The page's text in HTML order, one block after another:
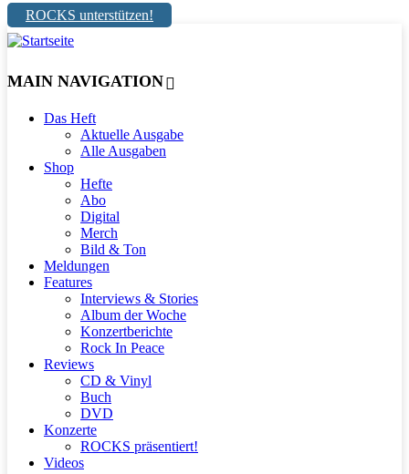
ROCKS unterstützen!
MAIN NAVIGATION
Das Heft
Aktuelle Ausgabe
Alle Ausgaben
Shop
Hefte
Abo
Digital
Merch
Bild & Ton
Meldungen
Features
Interviews & Stories
Album der Woche
Konzertberichte
Rock In Peace
Reviews
CD & Vinyl
Buch
DVD
Konzerte
ROCKS präsentiert!
Videos